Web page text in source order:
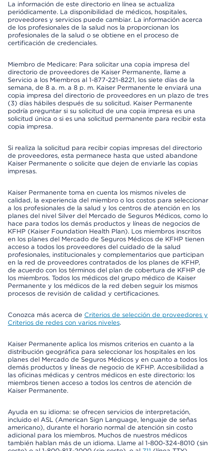
La información de este directorio en línea se actualiza
periódicamente. La disponibilidad de médicos, hospitales,
proveedores y servicios puede cambiar. La información acerca
de los profesionales de la salud nos la proporcionan los
profesionales de la salud o se obtiene en el proceso de
certificación de credenciales.
Miembro de Medicare: Para solicitar una copia impresa del
directorio de proveedores de Kaiser Permanente, llame a
Servicio a los Miembros al 1-877-221-8221, los siete días de la
semana, de 8 a. m. a 8 p. m. Kaiser Permanente le enviará una
copia impresa del directorio de proveedores en un plazo de tres
(3) días hábiles después de su solicitud. Kaiser Permanente
podría preguntar si su solicitud de una copia impresa es una
solicitud única o si es una solicitud permanente para recibir esta
copia impresa.
Si realiza la solicitud para recibir copias impresas del directorio
de proveedores, esta permanece hasta que usted abandone
Kaiser Permanente o solicite que dejen de enviarle las copias
impresas.
Kaiser Permanente toma en cuenta los mismos niveles de
calidad, la experiencia del miembro o los costos para seleccionar
a los profesionales de la salud y los centros de atención en los
planes del nivel Silver del Mercado de Seguros Médicos, como lo
hace para todos los demás productos y líneas de negocios de
KFHP (Kaiser Foundation Health Plan). Los miembros inscritos
en los planes del Mercado de Seguros Médicos de KFHP tienen
acceso a todos los proveedores del cuidado de la salud
profesionales, institucionales y complementarios que participan
en la red de proveedores contratados de los planes de KFHP,
de acuerdo con los términos del plan de cobertura de KFHP de
los miembros. Todos los médicos del grupo médico de Kaiser
Permanente y los médicos de la red deben seguir los mismos
procesos de revisión de calidad y certificaciones.
Conozca más acerca de Criterios de selección de proveedores y
Criterios de redes con varios niveles.
Kaiser Permanente aplica los mismos criterios en cuanto a la
distribución geográfica para seleccionar los hospitales en los
planes del Mercado de Seguros Médicos y en cuanto a todos los
demás productos y líneas de negocio de KFHP. Accesibilidad a
las oficinas médicas y centros médicos en este directorio: los
miembros tienen acceso a todos los centros de atención de
Kaiser Permanente.
Ayuda en su idioma: se ofrecen servicios de interpretación,
incluido el ASL (American Sign Language, lenguaje de señas
americano), durante el horario normal de atención sin costo
adicional para los miembros. Muchos de nuestros médicos
también hablan más de un idioma. Llame al 1-800-324-8010 (sin